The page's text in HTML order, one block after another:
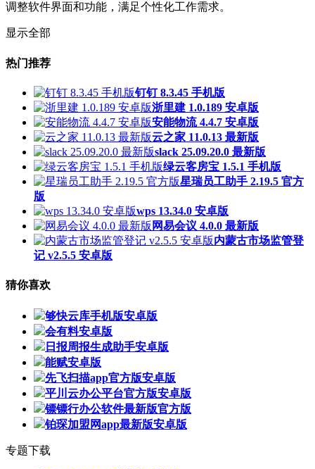
调整软件界面和功能，满足个性化工作需求。
显示全部
热门推荐
钉钉 8.3.45 手机版
浙里建 1.0.189 安卓版
安能物流 4.4.7 安卓版
云之家 11.0.13 最新版
slack 25.09.20.0 最新版
绿云客房宝 1.5.1 手机版
星瑞员工助手 2.19.5 官方
版
wps 13.34.0 安卓版
网易会议 4.0.0 最新版
内蒙古市场监管登
记 v2.5.5 安卓版
猜你喜欢
够快云库手机版安卓版
会有料安卓版
日报周报生成助手安卓版
能赋安卓版
先飞扫描app官方版安卓版
平川云办公平台官方版安卓版
镖镖行办公软件最新版官方版
铂琛加盟网app最新版安卓版
专题下载